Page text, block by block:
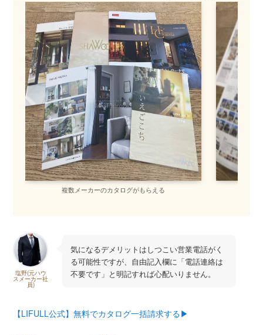
複数メーカーのカタログがもらえる
塩野(元ハウ
スメーカー社
員)
気になるデメリットはしつこい営業電話がく
る可能性ですが、自由記入欄に「電話連絡は
不要です」と明記すれば心配いりません。
【LIFULL公式】無料でカタログ一括請求する▶︎